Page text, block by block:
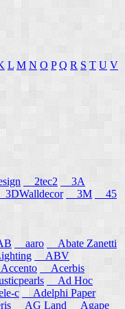
L M N O P Q R S T U V
2tec2
3A
3DWalldecor 3M
45
aaro
Abate Zanetti
ABV
Acerbis
Ad Hoc
c
Adelphi Paper
AG Land Agape